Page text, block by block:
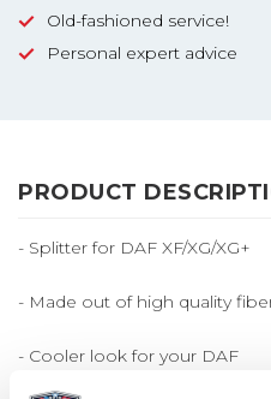
Old-fashioned service!
Personal expert advice
PRODUCT
- Splitter for DAF XF/XG/XG+
- Made out of high quality
- Cooler look for your DAF